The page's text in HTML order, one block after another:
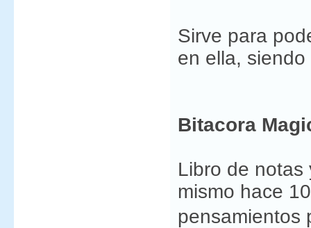
Sirve para
en ella,
Bitacora
Libro de notas
mismo hace
pensamientos